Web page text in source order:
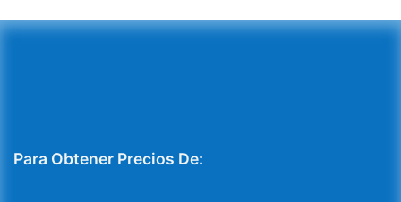
Para Obtener Precios De: